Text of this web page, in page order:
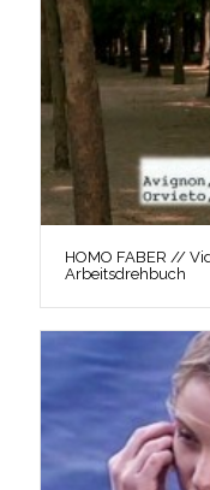
HOMO FABER //
Arbeitsdrehbuch